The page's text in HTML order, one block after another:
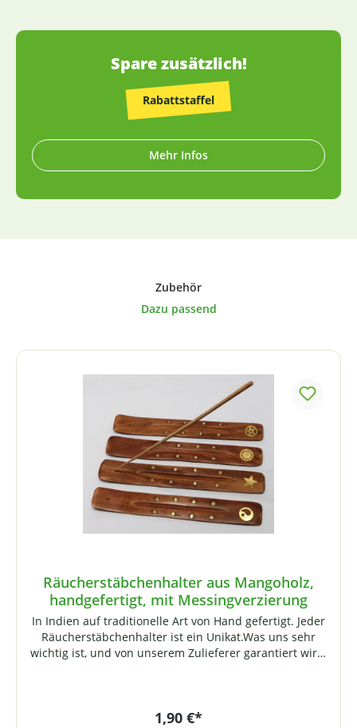
Spare zusätzlich!
Rabattstaffel
Mehr Infos
Produktgalerie überspringen
Räucherstäbchenhalter aus Mangoholz,
handgefertigt, mit Messingverzierung
In Indien auf traditionelle Art von Hand gefertigt. Jeder
Räucherstäbchenhalter ist ein Unikat.Was uns sehr
wichtig ist, und von unserem Zulieferer garantiert wird,
Bedingungen. Wir haben dieses Produkt daher einer
1,90 €*